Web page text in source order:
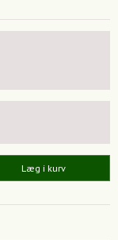
Læg i kurv